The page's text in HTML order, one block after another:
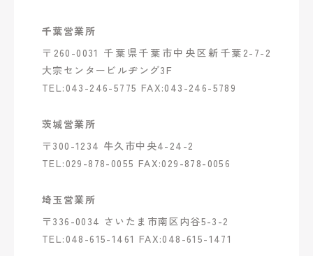
千葉営業所
〒260-0031 千葉県千葉市中央区新千葉2-7-2
大宗センタービルヂング3F
TEL:043-246-5775 FAX:043-246-5789
茨城営業所
〒300-1234 牛久市中央4-24-2
TEL:029-878-0055 FAX:029-878-0056
埼玉営業所
〒336-0034 さいたま市南区内谷5-3-2
TEL:048-615-1461 FAX:048-615-1471